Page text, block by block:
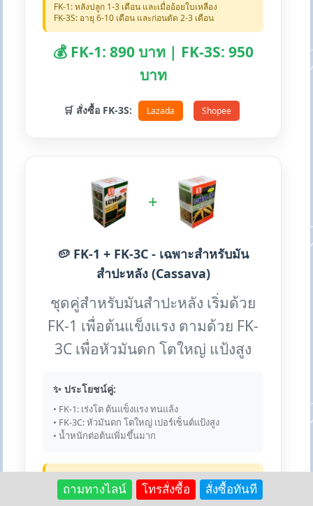
FK-1: หลังปลูก 1-3 เดือน และเมื่ออ้อยใบเหลือง
FK-3S: อายุ 6-10 เดือน และก่อนตัด 2-3 เดือน
💰 FK-1: 890 บาท | FK-3S: 950
บาท
🛒 สั่งซื้อ FK-3S: Lazada Shopee
+
🥔 FK-1 + FK-3C - เฉพาะสำหรับมัน
สำปะหลัง (Cassava)
ชุดคู่สำหรับมันสำปะหลัง เริ่มด้วย
FK-1 เพื่อต้นแข็งแรง ตามด้วย FK-
3C เพื่อหัวมันดก โตใหญ่ แป้งสูง
✨ ประโยชน์คู่:
• FK-1: เร่งโต ต้นแข็งแรง ทนแล้ง
• FK-3C: หัวมันดก โตใหญ่ เปอร์เซ็นต์แป้งสูง
• น้ำหนักต่อต้นเพิ่มขึ้นมาก
⏰ ช่วงเวลาการใช้:
FK-1: หลังปลูก 1-4 เดือน และเมื่อมันใบเหลือง
ถามทางไลน์ โทรสั่งซื้อ สั่งซื้อทันที